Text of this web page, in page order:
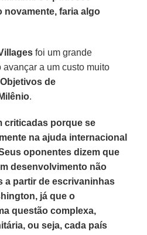
novamente, faria algo
foi um grande
a um custo muito
Objetivos de
.
criticadas porque se
na ajuda internacional
oponentes dizem que
desenvolvimento não
a partir de escrivaninhas
já que o
questão complexa,
ou seja, cada país